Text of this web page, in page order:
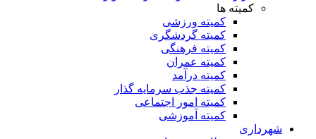
کمیته ها
کمیته ورزشی
کمیته گردشگری
کمیته فرهنگی
کمیته عمران
کمیته درآمد
کمیته جذب سرمایه گذار
کمیته امور اجتماعی
کمیته آموزشی
شهرداری